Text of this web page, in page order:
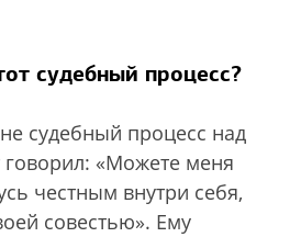
судебный процесс?
судебный процесс над
говорил: «Можете меня
честным внутри себя,
совестью». Ему